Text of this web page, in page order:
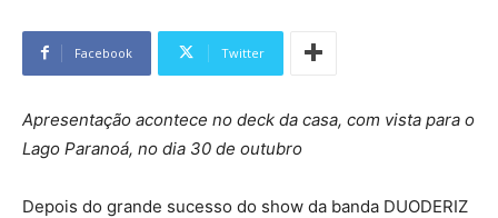
Facebook Twitter
Apresentação acontece no deck da casa, com vista para o
Lago Paranoá, no dia 30 de outubro
Depois do grande sucesso do show da banda DUODERIZ